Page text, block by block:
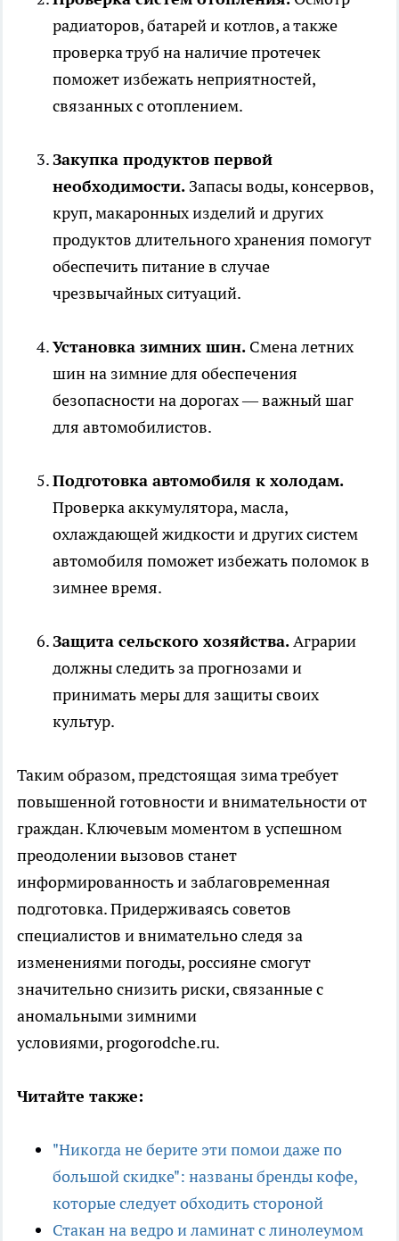
радиаторов, батарей и котлов, а также
проверка труб на наличие протечек
поможет избежать неприятностей,
связанных с отоплением.
Закупка продуктов первой
необходимости. Запасы воды, консервов,
круп, макаронных изделий и других
продуктов длительного хранения помогут
обеспечить питание в случае
чрезвычайных ситуаций.
Установка зимних шин. Смена летних
шин на зимние для обеспечения
безопасности на дорогах — важный шаг
для автомобилистов.
Подготовка автомобиля к холодам.
Проверка аккумулятора, масла,
охлаждающей жидкости и других систем
автомобиля поможет избежать поломок в
зимнее время.
Защита сельского хозяйства.Аграрии
должны следить за прогнозами и
принимать меры для защиты своих
культур.
Таким образом, предстоящая зима требует
повышенной готовности и внимательности от
граждан. Ключевым моментом в успешном
преодолении вызовов станет
информированность и заблаговременная
подготовка. Придерживаясь советов
специалистов и внимательно следя за
изменениями погоды, россияне смогут
значительно снизить риски, связанные с
аномальными зимними
условиями, progorodche.ru.
Читайте также:
"Никогда не берите эти помои даже по
большой скидке": названы бренды кофе,
которые следует обходить стороной
Стакан на ведро и ламинат с линолеумом